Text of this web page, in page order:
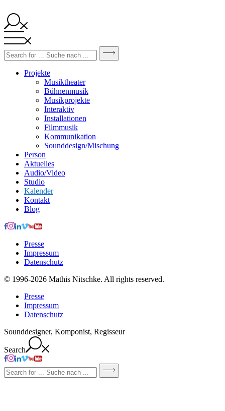
Projekte
Musiktheater
Bühnenmusik
Musikprojekte
Interaktiv
Installationen
Filmmusik
Kommunikation
Sounddesign/Mischung
Person
Aktuelles
Audio/Video
Studio
Kalender
Kontakt
Blog
Presse
Impressum
Datenschutz
© 1996-2026 Mathis Nitschke. All rights reserved.
Presse
Impressum
Datenschutz
Sounddesigner, Komponist, Regisseur
Search